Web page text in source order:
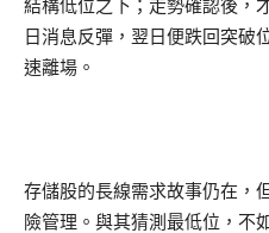
結構低位之下；走勢確認後，
日消息反彈，翌日便跌回突破
速離場。
存儲股的長線需求故事仍在，
險管理。與其猜測最低位，不